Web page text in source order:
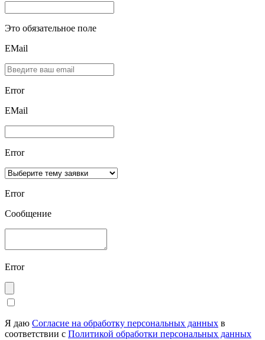
Это обязательное поле
EMail
Error
ЕMаil
Error
Error
Сообщение
Error
Я даю Согласие на обработку персональных данных в
соответствии с Политикой обработки персональных данных